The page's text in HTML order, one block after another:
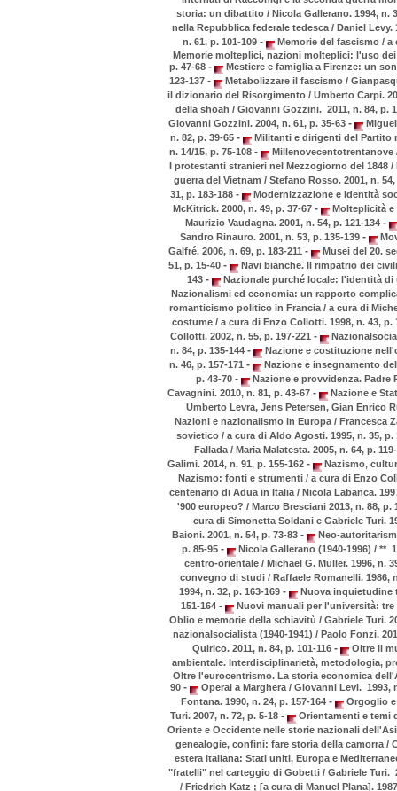
storia: un dibattito / Nicola Gallerano. 1994, n.
nella Repubblica federale tedesca / Daniel Levy.
n. 61, p. 101-109 -
Memorie del fascismo / a
Memorie molteplici, nazioni molteplici: l'uso dei
p. 47-68 -
Mestiere e famiglia a Firenze: un
123-137 -
Metabolizzare il fascismo /
il dizionario del Risorgimento / Umberto Carpi.
della shoah / Giovanni Gozzini. 2011, n. 84, p.
Giovanni Gozzini. 2004, n. 61, p. 35-63 -
n. 82, p. 39-65 -
Militanti e dirigenti del Partito
n. 14/15, p. 75-108 -
Millenovecentotrentanove
I protestanti stranieri nel Mezzogiorno del 1848
guerra del Vietnam / Stefano Rosso. 2001, n.
31, p. 183-188 -
Modernizzazione e identità
McKitrick. 2000, n. 49, p. 37-67 -
Molteplicità e
Maurizio Vaudagna. 2001, n. 54, p. 121-134 -
Sandro Rinauro. 2001, n. 53, p. 135-139 -
Galfré. 2006, n. 69, p. 183-211 -
Musei del 20.
51, p. 15-40 -
Navi bianche. Il rimpatrio dei
143 -
Nazionale purché locale: l'identità di
Nazionalismi ed economia: un rapporto
romanticismo politico in Francia / a cura di
costume / a cura di Enzo Collotti. 1998, n. 43, p.
Collotti. 2002, n. 55, p. 197-221 -
n. 84, p. 135-144 -
Nazione e costituzione
n. 46, p. 157-171 -
Nazione e insegnamento
p. 43-70 -
Nazione e provvidenza. Padre
Cavagnini. 2010, n. 81, p. 43-67 -
Nazione e
Umberto Levra, Jens Petersen, Gian Enrico
Nazioni e nazionalismo in Europa / Francesca
sovietico / a cura di Aldo Agosti. 1995, n. 35, p.
Fallada / Maria Malatesta. 2005, n. 64, p.
Galimi. 2014, n. 91, p. 155-162 -
Nazismo,
Nazismo: fonti e strumenti / a cura di Enzo
centenario di Adua in Italia / Nicola Labanca.
'900 europeo? / Marco Bresciani 2013, n. 88, p.
cura di Simonetta Soldani e Gabriele Turi.
Baioni. 2001, n. 54, p. 73-83 -
Neo-
p. 85-95 -
Nicola Gallerano (1940-1996) / **
centro-orientale / Michael G. Müller. 1996, n.
convegno di studi / Raffaele Romanelli. 1986,
1994, n. 32, p. 163-169 -
Nuova inquietudine
151-164 -
Nuovi manuali per l'università: tre
Oblio e memorie della schiavitù / Gabriele Turi.
nazionalsocialista (1940-1941) / Paolo Fonzi.
Quirico. 2011, n. 84, p. 101-116 -
Oltre il
ambientale. Interdisciplinarietà, metodologia,
Oltre l'eurocentrismo. La storia economica
90 -
Operai a Marghera / Giovanni Levi. 1993,
Fontana. 1990, n. 24, p. 157-164 -
Orgoglio e
Turi. 2007, n. 72, p. 5-18 -
Orientamenti e temi
Oriente e Occidente nelle storie nazionali
genealogie, confini: fare storia della camorra /
estera italiana: Stati uniti, Europa e
"fratelli" nel carteggio di Gobetti / Gabriele Turi.
/ Friedrich Katz ; [a cura di Manuel Plana].